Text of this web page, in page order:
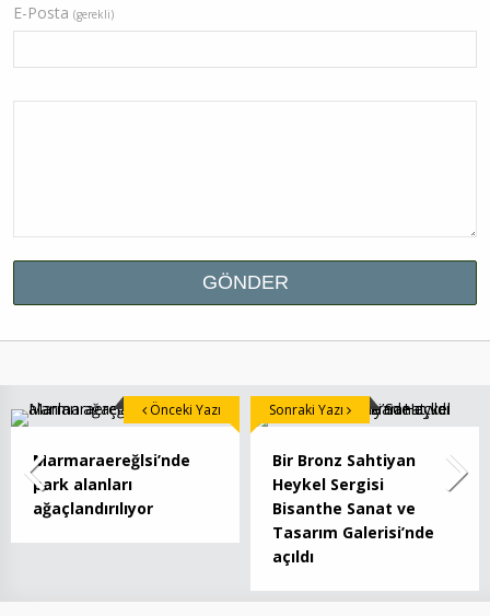
E-Posta (gerekli)
Marmaraereğlsi’nde
park alanları
ağaçlandırılıyor
Önceki Yazı
Bir Bronz Sahtiyan
Heykel Sergisi
Bisanthe Sanat ve
Tasarım Galerisi’nde
açıldı
Sonraki Yazı